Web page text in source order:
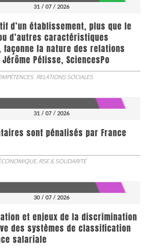
31 / 07 / 2026
d’un établissement, plus que le
d’autres caractéristiques
la nature des relations
Pélisse, SciencesPo
RELATIONS SOCIALES
31 / 07 / 2026
sont pénalisés par France
RSE & SOLIDARITÉ
30 / 07 / 2026
et enjeux de la discrimination
des systèmes de classification
salariale